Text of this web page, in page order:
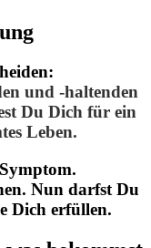
und -haltenden
Du Dich für ein
Leben.
Nun darfst Du
Dich erfüllen.